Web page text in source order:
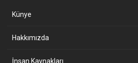
Künye
Hakkımızda
İnsan Kaynakları